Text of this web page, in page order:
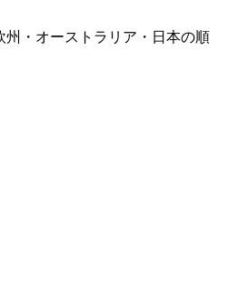
・オーストラリア・日本の順